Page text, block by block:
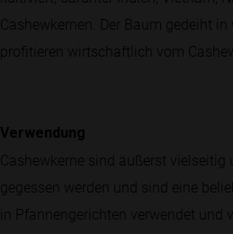
Cashewkernen. Der Baum gedeiht
profitieren wirtschaftlich vom
Verwendung
Cashewkerne sind äußerst
gegessen werden und sind eine
in Pfannengerichten verwendet